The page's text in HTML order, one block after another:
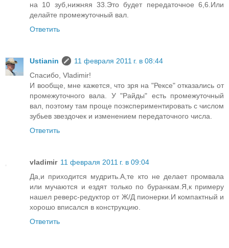
на 10 зуб,нижняя 33.Это будет передаточное 6,6.Или
делайте промежуточный вал.
Ответить
Ustianin
11 февраля 2011 г. в 08:44
Спасибо, Vladimir!
И вообще, мне кажется, что зря на "Рексе" отказались от
промежуточного вала. У "Райды" есть промежуточный
вал, поэтому там проще поэкспериментировать с числом
зубьев звездочек и изменением передаточного числа.
Ответить
vladimir 11 февраля 2011 г. в 09:04
Да,и приходится мудрить.А,те кто не делает промвала
или мучаются и ездят только по буранкам.Я,к примеру
нашел реверс-редуктор от Ж/Д пионерки.И компактный и
хорошо вписался в конструкцию.
Ответить